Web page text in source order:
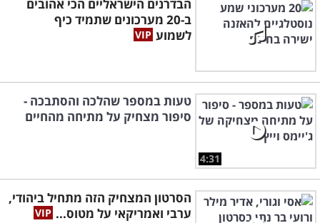
הבדרנים הישראליים הכי אהובים
ב-20 מערכונים שתמיד כיף
לשמוע
4:31
טעות במספר שהלכה והסתבכה -
סיפור מצחיק על מתיחה מהחיים
הסרטון המצחיק הזה מתחיל ביהודי,
ערבי ואמריקאי על מטוס...